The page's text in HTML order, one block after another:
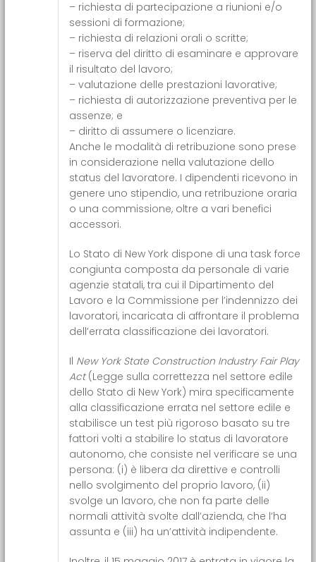
– richiesta di partecipazione a riunioni e/o
sessioni di formazione;
– richiesta di relazioni orali o scritte;
– riserva del diritto di esaminare e approvare
il risultato del lavoro;
– valutazione delle prestazioni lavorative;
– richiesta di autorizzazione preventiva per le
assenze; e
– diritto di assumere o licenziare.
Anche le modalità di retribuzione sono prese
in considerazione nella valutazione dello
status del lavoratore. I dipendenti ricevono in
genere uno stipendio, una retribuzione oraria
o una commissione, oltre a vari benefici
accessori.
Lo Stato di New York dispone di una task force
congiunta composta da personale di varie
agenzie statali, tra cui il Dipartimento del
Lavoro e la Commissione per l’indennizzo dei
lavoratori, incaricata di affrontare il problema
dell’errata classificazione dei lavoratori.
Il New York State Construction Industry Fair Play
Act(Legge sulla correttezza nel settore edile
dello Stato di New York) mira specificamente
alla classificazione errata nel settore edile e
stabilisce un test più rigoroso basato su tre
fattori volti a stabilire lo status di lavoratore
autonomo, che consiste nel verificare se una
persona: (i) è libera da direttive e controlli
nello svolgimento del proprio lavoro, (ii)
svolge un lavoro, che non fa parte delle
normali attività svolte dall’azienda, che l’ha
assunta e (iii) ha un’attività indipendente.